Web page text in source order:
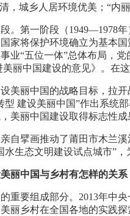
，城乡人居环境优美；“内
。第一阶段（1949—1978
家将保护环境确立为基本
业“五位一体”总体布局，
美丽中国建设的意见》。在
美丽中国的战略目标，拉
型 建设美丽中国”作出系统
美丽中国建设取得标志性成
自擘画推动了莆田市木兰
生态文明建设试点城市”
丽中国与乡村有怎样的关系
重要组成部分。2013年中
丽乡村在全国各地的实践